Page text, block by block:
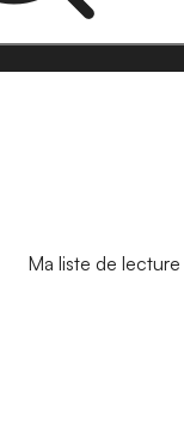
Ma liste de lecture